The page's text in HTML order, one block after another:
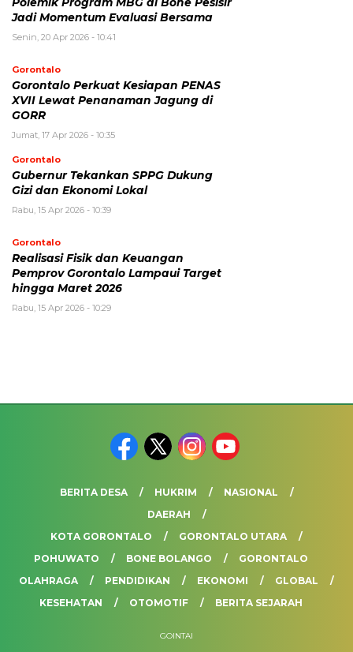
Jadi Momentum Evaluasi Bersama
Senin, 20 Apr 2026 - 10:41
Gorontalo
Gorontalo Perkuat Kesiapan PENAS
XVII Lewat Penanaman Jagung di
GORR
Jumat, 17 Apr 2026 - 10:35
Gorontalo
Gubernur Tekankan SPPG Dukung
Gizi dan Ekonomi Lokal
Rabu, 15 Apr 2026 - 10:39
Gorontalo
Realisasi Fisik dan Keuangan
Pemprov Gorontalo Lampaui Target
hingga Maret 2026
Rabu, 15 Apr 2026 - 10:29
BERITA DESA HUKRIM
NASIONAL
DAERAH
KOTA GORONTALO
GORONTALO UTARA
POHUWATO
BONE BOLANGO
GORONTALO
OLAHRAGA
PENDIDIKAN EKONOMI
GLOBAL
KESEHATAN
OTOMOTIF BERITA SEJARAH
GOINTAI